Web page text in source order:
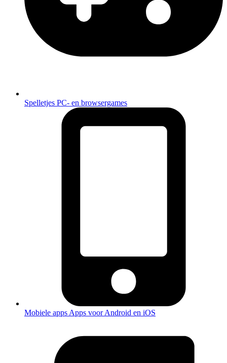
Spelletjes PC- en browsergames
Mobiele apps Apps voor Android en iOS